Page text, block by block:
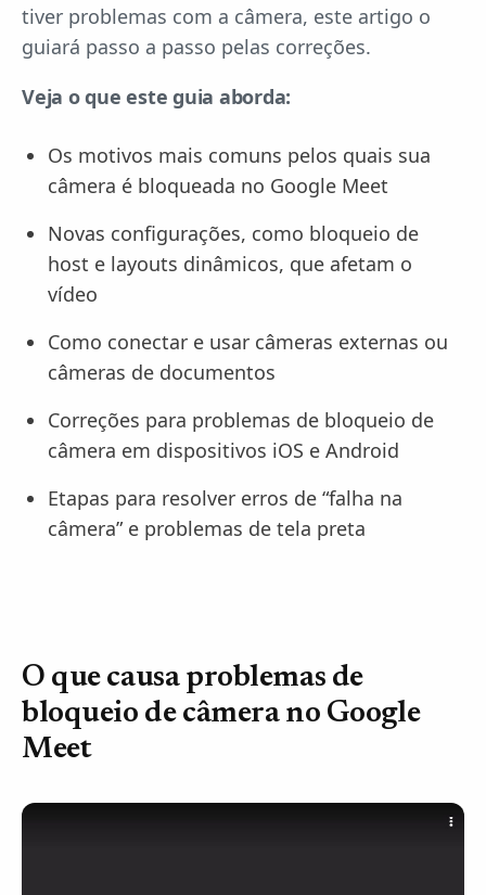
tiver problemas com a câmera, este artigo o
guiará passo a passo pelas correções.
Veja o que este guia aborda:
Os motivos mais comuns pelos quais sua
câmera é bloqueada no Google Meet
Novas configurações, como bloqueio de
host e layouts dinâmicos, que afetam o
vídeo
Como conectar e usar câmeras externas ou
câmeras de documentos
Correções para problemas de bloqueio de
câmera em dispositivos iOS e Android
Etapas para resolver erros de “falha na
câmera” e problemas de tela preta
O que causa problemas de
bloqueio de câmera no Google
Meet